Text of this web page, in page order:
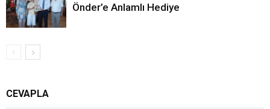
Önder’e Anlamlı Hediye
CEVAPLA